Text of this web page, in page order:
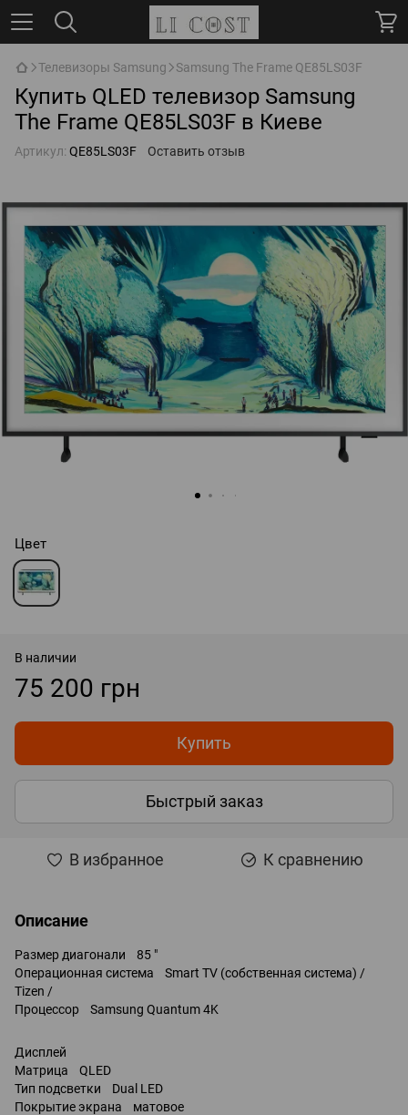
Телевизоры Samsung Samsung The Frame QE85LS03F
Купить QLED телевизор Samsung
The Frame QE85LS03F в Киеве
Артикул: QE85LS03F Оставить отзыв
Цвет
В наличии
75 200 грн
Купить
Быстрый заказ
В избранное К сравнению
Описание
Размер диагонали 85 "
Операционная система Smart TV (собственная система) /
Tizen /
Процессор Samsung Quantum 4K
Дисплей
Матрица QLED
Тип подсветки Dual LED
Покрытие экрана матовое